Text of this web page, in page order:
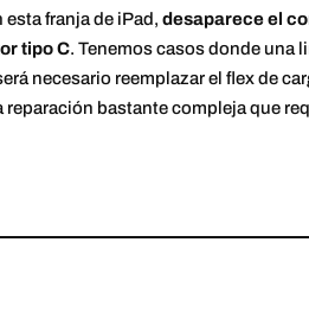
esta franja de iPad, desaparece el
tipo C. Tenemos casos donde una
necesario reemplazar el flex de
reparación bastante compleja que